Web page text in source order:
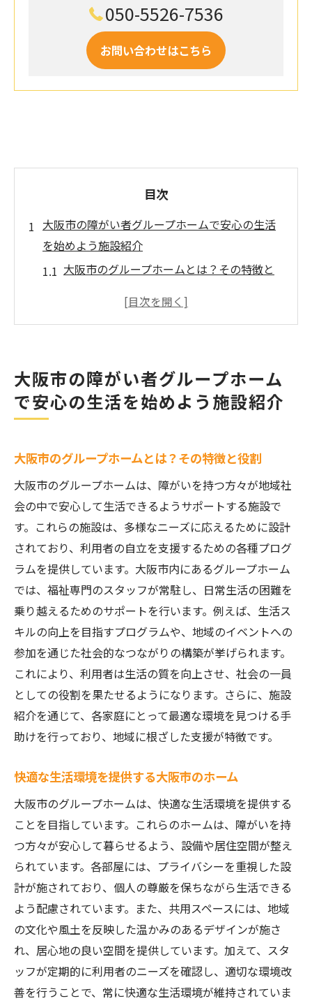
050-5526-7536
お問い合わせはこちら
目次
大阪市の障がい者グループホームで安心の生活
を始めよう施設紹介
大阪市のグループホームとは？その特徴と
快適な生活環境を提供する大阪市のホーム
地域に根付いた安心の生活環境
専門スタッフによるサポート体制
大阪市内の障がい者グループホーム入居に必要
入居条件の基本を知ろう
必要な書類と申請手続き
入居前に確認すべき重要ポイント
サポート体制の確認方法
入居者の健康と安全を守るために
よくある質問とその回答
施設紹介で選ぶ大阪市の障がい者グループホー
ムの魅力
大阪市のグループホームの種類とその特徴
設備が充実した安心の住環境
地域社会とのつながりを感じる施設
見学時に注目すべき施設のポイント
地域との調和を大切にするホーム
大阪市の障がい者グループホーム選びのポイン
トと施設紹介
理想のホームを選ぶための基準
見学時にチェックすべき施設の特徴
スタッフとの相性を感じる方法
生活環境の良さを判断するポイント
長く安心して暮らせるホームの条件
選び方に迷ったときの相談先
大阪市の障がい者グループホーム
で安心の生活を始めよう施設紹介
大阪市のグループホームとは？その特徴と役割
大阪市のグループホームは、障がいを持つ方々が地域社
会の中で安心して生活できるようサポートする施設で
す。これらの施設は、多様なニーズに応えるために設計
されており、利用者の自立を支援するための各種プログ
ラムを提供しています。大阪市内にあるグループホーム
では、福祉専門のスタッフが常駐し、日常生活の困難を
乗り越えるためのサポートを行います。例えば、生活ス
キルの向上を目指すプログラムや、地域のイベントへの
参加を通じた社会的なつながりの構築が挙げられます。
これにより、利用者は生活の質を向上させ、社会の一員
としての役割を果たせるようになります。さらに、施設
紹介を通じて、各家庭にとって最適な環境を見つける手
助けを行っており、地域に根ざした支援が特徴です。
快適な生活環境を提供する大阪市のホーム
大阪市のグループホームは、快適な生活環境を提供する
ことを目指しています。これらのホームは、障がいを持
つ方々が安心して暮らせるよう、設備や居住空間が整え
られています。各部屋には、プライバシーを重視した設
計が施されており、個人の尊厳を保ちながら生活できる
よう配慮されています。また、共用スペースには、地域
の文化や風土を反映した温かみのあるデザインが施さ
れ、居心地の良い空間を提供しています。加えて、スタ
ッフが定期的に利用者のニーズを確認し、適切な環境改
善を行うことで、常に快適な生活環境が維持されていま